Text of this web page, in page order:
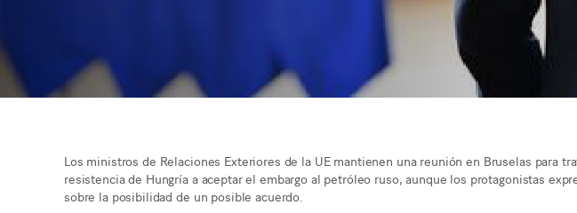
Los ministros de Relaciones Exteriores de la UE mantienen una reunión en Bruselas para
resistencia de Hungría a aceptar el embargo al petróleo ruso, aunque los protagonistas
sobre la posibilidad de un posible acuerdo.